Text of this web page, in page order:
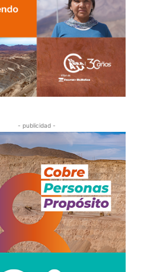
- publicidad -